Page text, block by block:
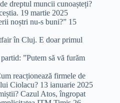
dreptul muncii cunoașteți?
19 martie 2025
noștri nu-s buni?” 15
în Cluj. E doar primul
”Putem să vă furăm
reacționează firmele de
Ciolacu? 13 ianuarie 2025
Cazul Atos, îngropat